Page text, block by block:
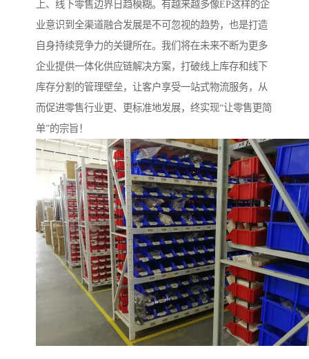
上、线下零售边界日趋模糊。有越来越多像EP这样的企
业意识到全渠道融合发展是不可忽视的趋势，也是打造
自身持续竞争力的关键所在。我们将在未来不断为更多
企业提供一体化供应链解决方案，打破线上库存和线下
库存分割的管理壁垒，让客户享受一站式物流服务，从
而促进零售行业更、更标准地发展，终实现“让零售更简
单”的宗旨！